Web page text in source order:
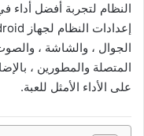
النظام لتجربة أفضل أداء
الجوال ، والشاشة ،
المتصلة والمطورين ،
على الأداء الأمثل للعبة.